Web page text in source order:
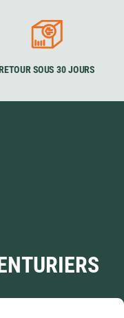
SOUS 30 JOURS